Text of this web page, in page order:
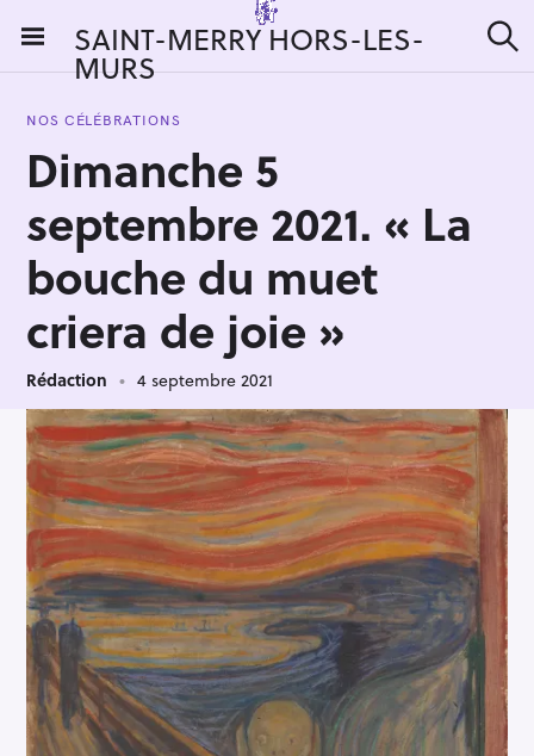
i
SAINT-MERRY HORS-LES-
MURS e
NOS CÉLÉBRATIONS
Dimanche 5
septembre 2021. « La
bouche du muet
criera de joie »
Rédaction 4 septembre 2021